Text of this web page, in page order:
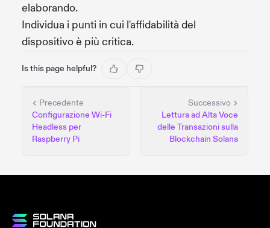
elaborando.
Individua i punti in cui l'affidabilità del
dispositivo è più critica.
Is this page helpful?
Precedente
Configurazione Wi-Fi
Headless per
Raspberry Pi
Successivo
Lettura ad Alta Voce
delle Transazioni sulla
Blockchain Solana